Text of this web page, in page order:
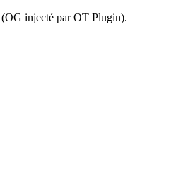
injecté par OT Plugin).